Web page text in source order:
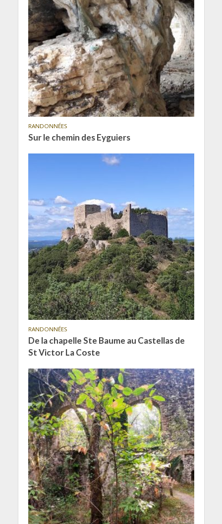
RANDONNÉES
Sur le chemin des Eyguiers
RANDONNÉES
De la chapelle Ste Baume au Castellas de
St Victor La Coste